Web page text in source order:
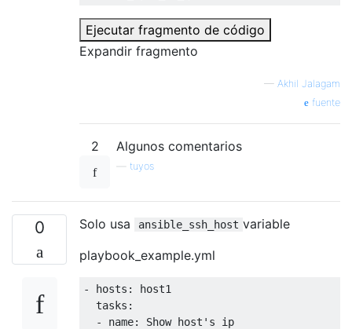
Ejecutar fragmento de código
Expandir fragmento
— Akhil Jalagam
fuente
2 Algunos comentarios
tuyos
0 Solo usa ansible_ssh_host variable
playbook_example.yml
- hosts: host1
  tasks:
  - name: Show host's ip